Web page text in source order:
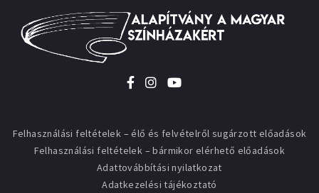
Felhasználási feltételek – élő és felvételről sugárzott előadások
Felhasználási feltételek – bármikor elérhető előadások
Adattovábbítási nyilatkozat
Adatkezelési tájékoztató